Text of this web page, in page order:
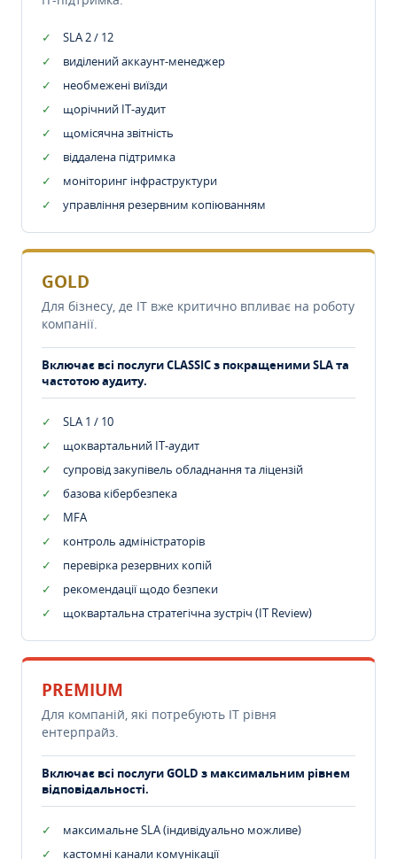
SLA 2 / 12
виділений аккаунт-менеджер
необмежені виїзди
щорічний IT-аудит
щомісячна звітність
віддалена підтримка
моніторинг інфраструктури
управління резервним копіюванням
GOLD
Для бізнесу, де IT вже критично впливає на роботу
компанії.
Включає всі послуги CLASSIC з покращеними SLA та
частотою аудиту.
SLA 1 / 10
щоквартальний IT-аудит
супровід закупівель обладнання та ліцензій
базова кібербезпека
MFA
контроль адміністраторів
перевірка резервних копій
рекомендації щодо безпеки
щоквартальна стратегічна зустріч (IT Review)
PREMIUM
Для компаній, які потребують ІТ рівня
ентерпрайз.
Включає всі послуги GOLD з максимальним рівнем
відповідальності.
максимальне SLA (індивідуально можливе)
кастомні канали комунікації